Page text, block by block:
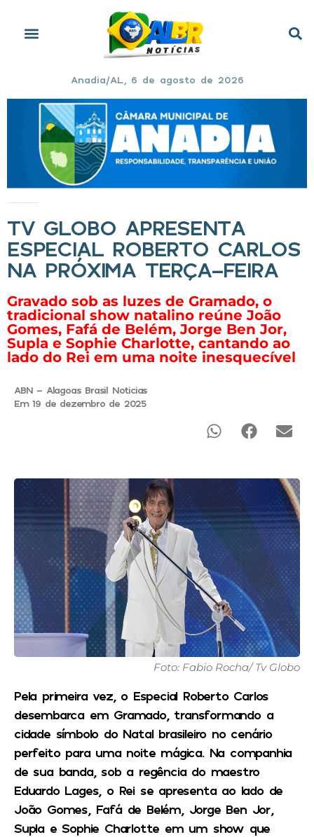
Anadia/AL, 6 de agosto de 2026
TV GLOBO APRESENTA
ESPECIAL ROBERTO CARLOS
NA PRÓXIMA TERÇA-FEIRA
Gravado sob as luzes de Gramado, o
tradicional show natalino reúne João
Gomes, Fafá de Belém, Jorge Ben Jor,
Supla e Sophie Charlotte, cantando ao
lado do Rei em uma noite inesquecível
ABN - Alagoas Brasil Noticias
Em 19 de dezembro de 2025
Foto: Fabio Rocha/ Tv Globo
Pela primeira vez, o Especial Roberto Carlos
desembarca em Gramado, transformando a
cidade símbolo do Natal brasileiro no cenário
perfeito para uma noite mágica. Na companhia
de sua banda, sob a regência do maestro
Eduardo Lages, o Rei se apresenta ao lado de
João Gomes, Fafá de Belém, Jorge Ben Jor,
Supla e Sophie Charlotte em um show que